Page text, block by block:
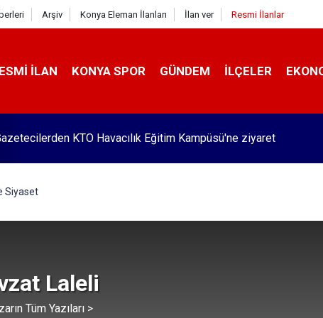
Arşiv Konya Eleman İlanları İlan ver Resmi İlanlar
İLAN KONYA SPOR GÜNDEM İLÇELER
Pekyatırmacı’dan esnaf ziyareti
Siyaset
Laleli
Tüm Yazıları >